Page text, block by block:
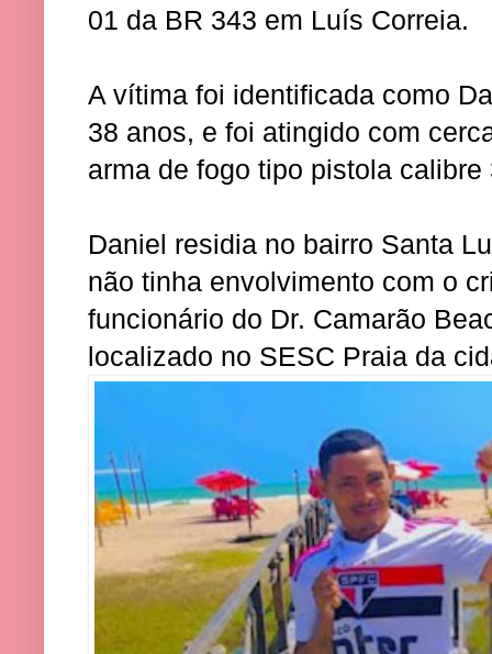
01 da BR 343 em Luís Correia.
A vítima foi identificada como
38 anos, e foi atingido com
arma de fogo tipo pistola calibre
Daniel residia no bairro Santa
não tinha envolvimento com o
funcionário do Dr. Camarão
localizado no SESC Praia da